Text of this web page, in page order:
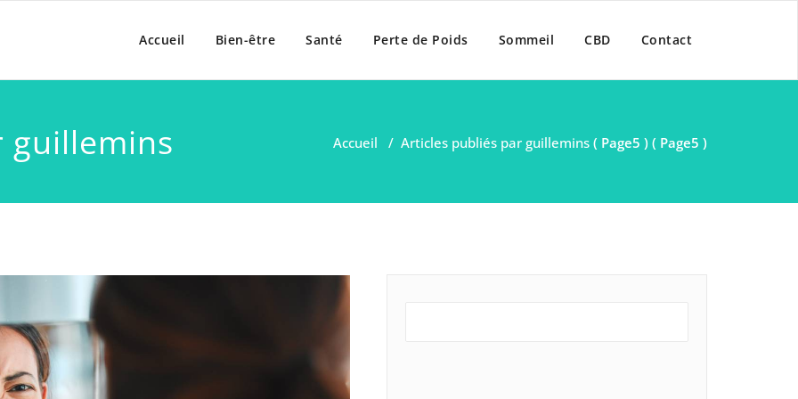
des Guillemins
Accueil Bien-être Santé Perte de Poids Sommeil CBD Contact
guillemins Accueil / Articles publiés par guillemins ( Page5 ) ( Page5 )